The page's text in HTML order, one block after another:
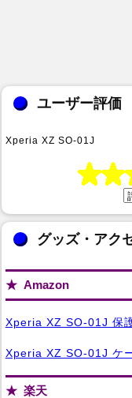
ユーザー評価
Xperia XZ SO-01J
グッズ・アク
Amazon
Xperia XZ SO-01J 保
Xperia XZ SO-01J ケ
楽天